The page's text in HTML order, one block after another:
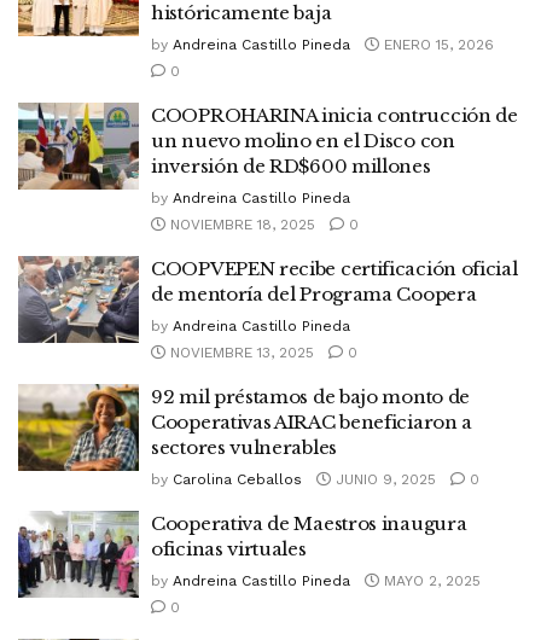
históricamente baja
by Andreina Castillo Pineda
ENERO 15, 2026
0
COOPROHARINA inicia contrucción de
un nuevo molino en el Disco con
inversión de RD$600 millones
by Andreina Castillo Pineda
NOVIEMBRE 18, 2025
0
COOPVEPEN recibe certificación oficial
de mentoría del Programa Coopera
by Andreina Castillo Pineda
NOVIEMBRE 13, 2025
0
92 mil préstamos de bajo monto de
Cooperativas AIRAC beneficiaron a
sectores vulnerables
by Carolina Ceballos JUNIO 9, 2025 0
Cooperativa de Maestros inaugura
oficinas virtuales
by Andreina Castillo Pineda
MAYO 2, 2025
0